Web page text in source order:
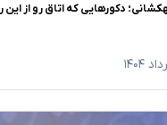
دکورهایی که اتاق رو از